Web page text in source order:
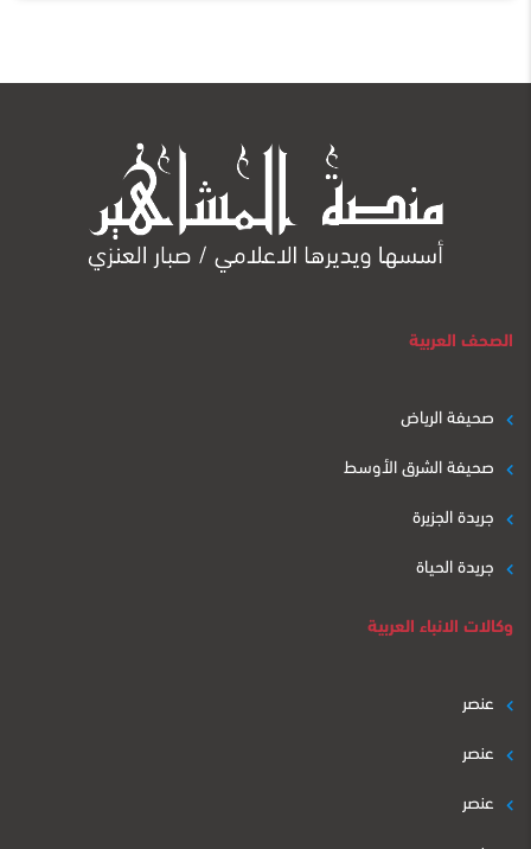
الصحف العربية
صحيفة الرياض
صحيفة الشرق الأوسط
جريدة الجزيرة
جريدة الحياة
وكالات الانباء العربية
عنصر
عنصر
عنصر